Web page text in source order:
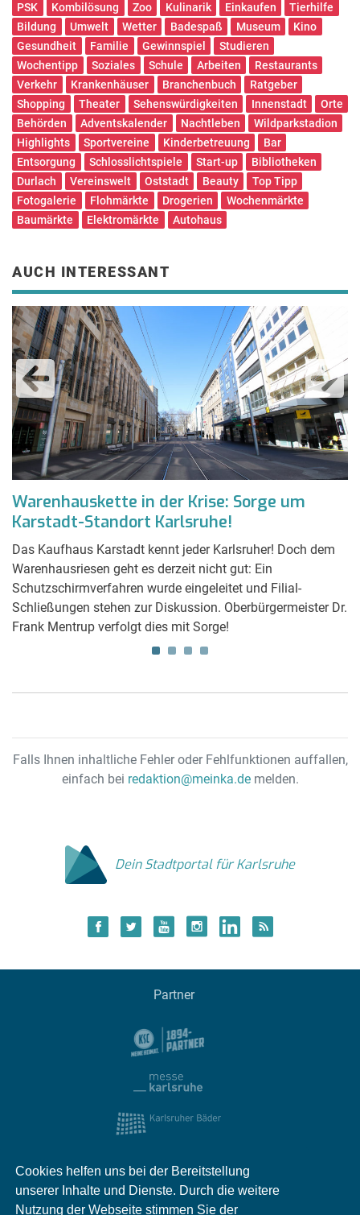
Cookies helfen uns bei der Bereitstellung
unserer Inhalte und Dienste. Durch die weitere
Nutzung der Webseite stimmen Sie der
PSK
Kombilösung Zoo Kulinarik Einkaufen
Tierhilfe
Bildung
Umwelt Wetter Badespaß Museum
Kino
Gesundheit
Familie Gewinnspiel
Studieren
Wochentipp
Soziales Schule Arbeiten
Restaurants
Verkehr
Krankenhäuser Branchenbuch
Ratgeber
Shopping
Theater Sehenswürdigkeiten Innenstadt
Orte
Behörden
Adventskalender Nachtleben
Wildparkstadion
Highlights
Sportvereine Kinderbetreuung
Bar
Entsorgung
Schlosslichtspiele Start-up
Bibliotheken
Durlach
Vereinswelt Oststadt Beauty
Top Tipp
Fotogalerie
Flohmärkte Drogerien
Wochenmärkte
Baumärkte
Elektromärkte Autohaus
AUCH INTERESSANT
Warenhauskette in der Krise: Sorge um
Karstadt-Standort Karlsruhe!
Das Kaufhaus Karstadt kennt jeder Karlsruher! Doch dem
Warenhausriesen geht es derzeit nicht gut: Ein
Schutzschirmverfahren wurde eingeleitet und Filial-
Schließungen stehen zur Diskussion. Oberbürgermeister Dr.
Frank Mentrup verfolgt dies mit Sorge!
Falls Ihnen inhaltliche Fehler oder Fehlfunktionen auffallen,
einfach bei redaktion@meinka.demelden.
Dein Stadtportal für Karlsruhe
Partner